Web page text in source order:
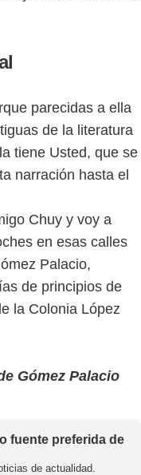
parecidas a ella
de la literatura
tiene Usted, que se
narración hasta el
Chuy y voy a
en esas calles
Palacio,
de principios de
la Colonia López
Gómez Palacio
fuente preferida de
de actualidad.